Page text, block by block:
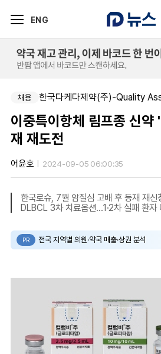
ENG
채용 아주약품-평택공장 제조관리약
채용 한국다케다제약(주)-Quality
이중특이항체 림프종 신약
재 재도전
어윤호 2024-09-05 06:00:35
한국로슈, 7월 암질심 고배 후 등재 재신
DLBCL 3차 치료옵션...1·2차 실패 환자
PR 전국 지역별 의원·약국 매출·상권 분석